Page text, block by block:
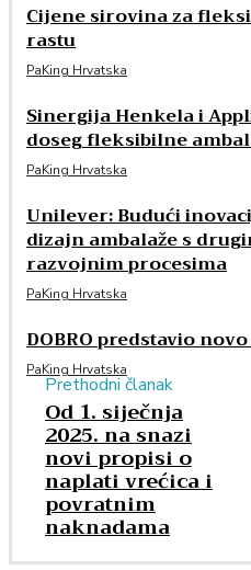
Cijene sirovina za
rastu
PaKing Hrvatska
Sinergija Henkela i
doseg fleksibilne
PaKing Hrvatska
Unilever: Budući
dizajn ambalaže s
razvojnim procesima
PaKing Hrvatska
DOBRO predstavio
PaKing Hrvatska
Prethodni članak
Od 1. siječnja
2025. na snazi
novi propisi o
naplati vrećica i
povratnim
naknadama